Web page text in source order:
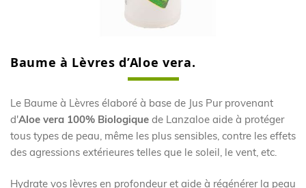
Baume à Lèvres d’Aloe vera.
Le Baume à Lèvres élaboré à base de Jus Pur provenant
d'Aloe vera 100% Biologique de Lanzaloe aide à protéger
tous types de peau, même les plus sensibles, contre les effets
des agressions extérieures telles que le soleil, le vent, etc.
Hydrate vos lèvres en profondeur et aide à régénérer la peau
Skip
beginning
of
the
images